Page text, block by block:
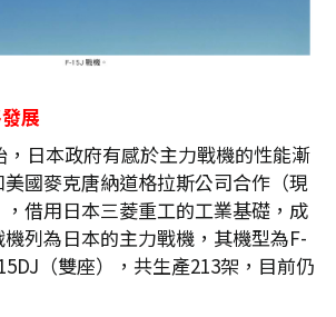
展
，日本政府有感於主力戰機的性能漸
國麥克唐納道格拉斯公司合作（現
借用日本三菱重工的工業基礎，成
列為日本的主力戰機，其機型為F-
（雙座），共生產213架，目前仍